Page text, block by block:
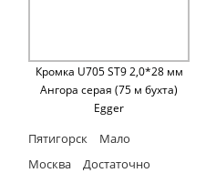
Кромка U705 ST9 2,0*28 мм
Ангора серая (75 м бухта)
Egger
Пятигорск
Мало
Москва
Достаточно